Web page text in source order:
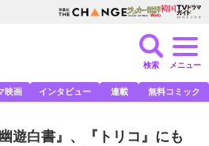
検索 メニュー
映画 インタビュー 連載 無料コミック
遊白書』、『トリコ』にも